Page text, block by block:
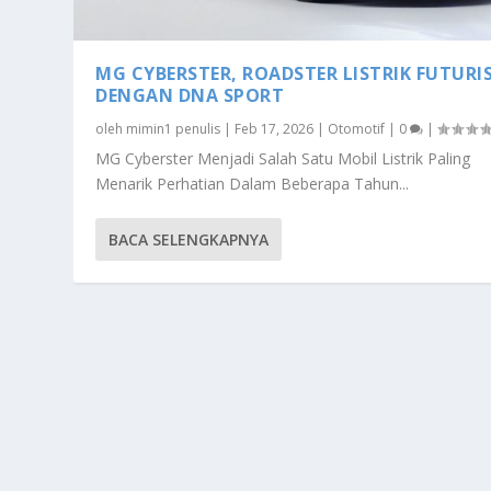
MG CYBERSTER, ROADSTER LISTRIK
DENGAN DNA SPORT
oleh mimin1 penulis | Feb 17, 2026 | Otomotif | 0 |
MG Cyberster Menjadi Salah Satu Mobil Listrik Paling
Menarik Perhatian Dalam Beberapa Tahun...
BACA SELENGKAPNYA